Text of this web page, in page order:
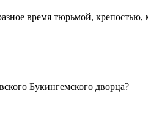
время тюрьмой,
Букингемского дворца?